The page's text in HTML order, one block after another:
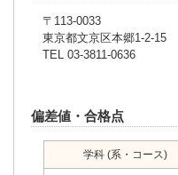
〒113-0033
東京都文京区本郷1-2-15
TEL 03-3811-0636
偏差値・合格点
学科 (系・コース)